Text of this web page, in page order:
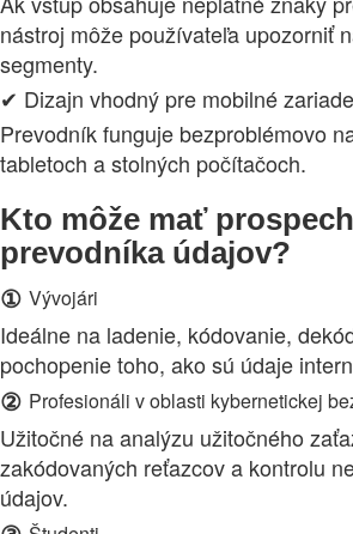
nástroj môže používateľa upozorniť
segmenty.
✔ Dizajn vhodný pre mobilné
Prevodník funguje bezproblémovo
tabletoch a stolných počítačoch.
Kto môže mať
prevodníka údajov?
① Vývojári
Ideálne na ladenie, kódovanie,
pochopenie toho, ako sú údaje
② Profesionáli v oblasti kybernetickej
Užitočné na analýzu užitočného
zakódovaných reťazcov a kontrolu
údajov.